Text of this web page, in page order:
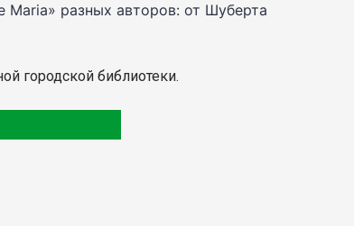
Maria» разных авторов: от Шуберта
городской библиотеки.